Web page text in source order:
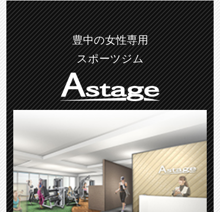
豊中の女性専用
スポーツジム